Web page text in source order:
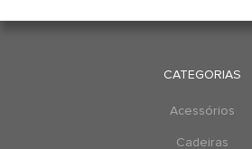
CATEGORIAS
Acessórios
Cadeiras